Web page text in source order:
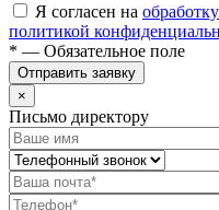
Я согласен на
политикой
* — Обязательное поле
Отправить заявку
×
Письмо директору